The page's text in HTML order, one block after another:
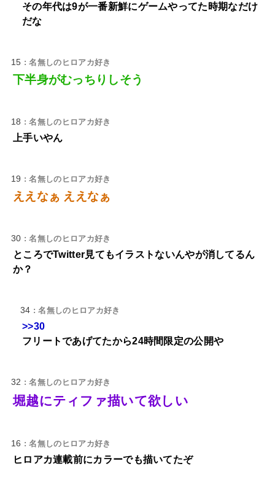
その年代は9が一番新鮮にゲームやってた時期なだけ
だな
15 : 名無しのヒロアカ好き
下半身がむっちりしそう
18 : 名無しのヒロアカ好き
上手いやん
19 : 名無しのヒロアカ好き
ええなぁ ええなぁ
30 : 名無しのヒロアカ好き
ところでTwitter見てもイラストないんやが消してるん
か？
34 : 名無しのヒロアカ好き
>>30
フリートであげてたから24時間限定の公開や
32 : 名無しのヒロアカ好き
堀越にティファ描いて欲しい
16 : 名無しのヒロアカ好き
ヒロアカ連載前にカラーでも描いてたぞ